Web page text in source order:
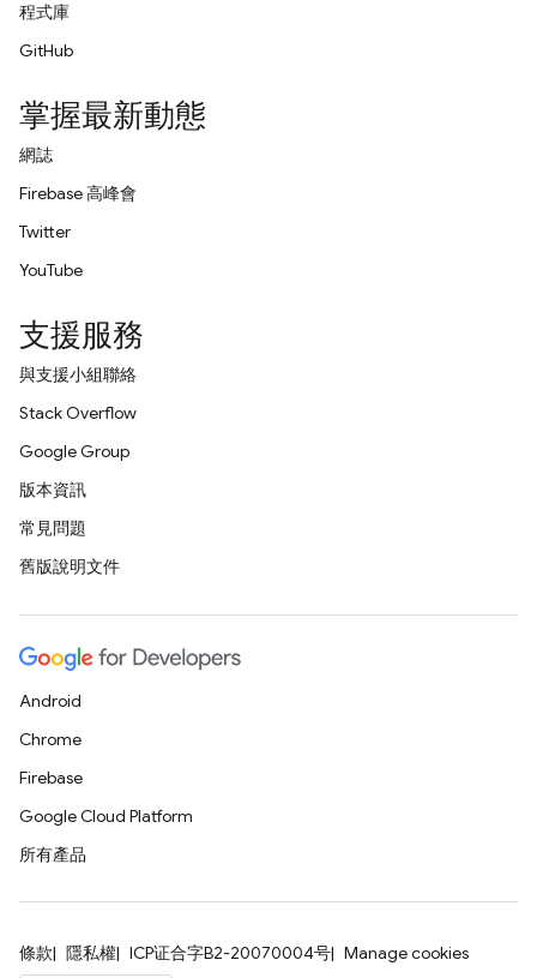
程式庫
GitHub
掌握最新動態
網誌
Firebase 高峰會
Twitter
YouTube
支援服務
與支援小組聯絡
Stack Overflow
Google Group
版本資訊
常見問題
舊版說明文件
Android
Chrome
Firebase
Google Cloud Platform
所有產品
條款 隱私權 ICP证合字B2-20070004号 Manage cookies